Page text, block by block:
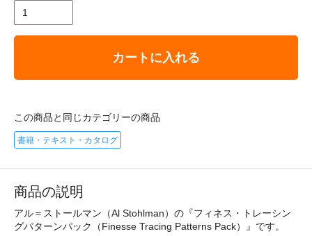
カートに入れる
この商品と同じカテゴリーの商品
書籍・テキスト・カタログ
商品の説明
アル＝ストールマン（Al Stohlman）の『フィネス・トレーシン
グパターンパック（Finesse Tracing Patterns Pack）』です。